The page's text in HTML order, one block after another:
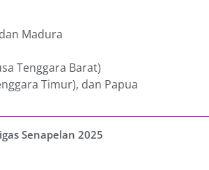
Madura
Tenggara Barat)
Timur), dan Papua
Senapelan 2025